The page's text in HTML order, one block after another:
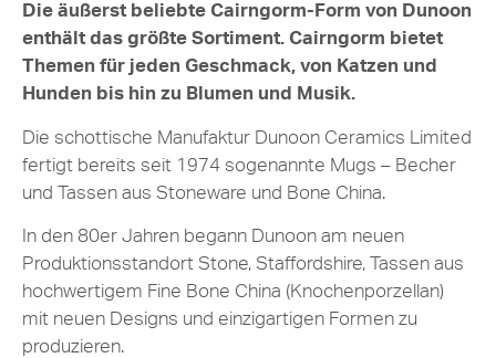
Die äußerst beliebte Cairngorm-Form von Dunoon
enthält das größte Sortiment. Cairngorm bietet
Themen für jeden Geschmack, von Katzen und
Hunden bis hin zu Blumen und Musik.
Die schottische Manufaktur Dunoon Ceramics Limited
fertigt bereits seit 1974 sogenannte Mugs – Becher
und Tassen aus Stoneware und Bone China.
In den 80er Jahren begann Dunoon am neuen
Produktionsstandort Stone, Staffordshire, Tassen aus
hochwertigem Fine Bone China (Knochenporzellan)
mit neuen Designs und einzigartigen Formen zu
produzieren.